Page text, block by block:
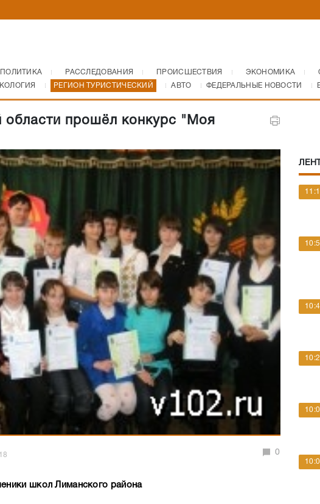
ПОЛИТИКА РАССЛЕДОВАНИЯ ПРОИСШЕСТВИЯ ЭКОНОМИКА
РЕГИОН ТУРИСТИЧЕСКИЙ АВТО ФЕДЕРАЛЬНЫЕ НОВОСТИ
области прошёл конкурс "Моя
0
школ Лиманского района